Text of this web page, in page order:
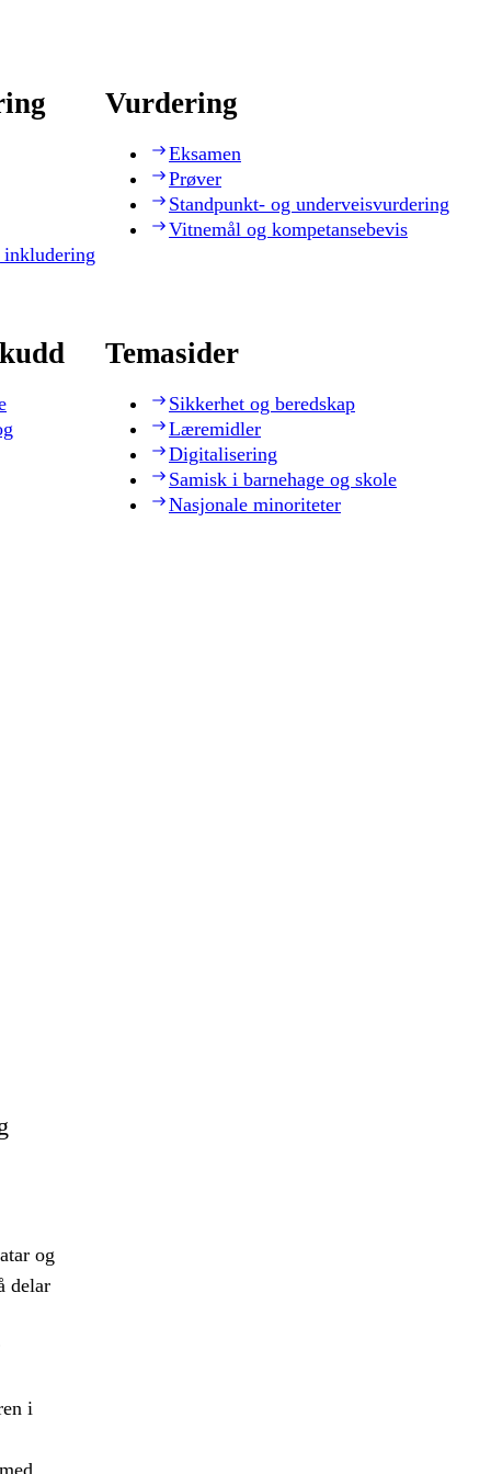
Vurdering
Eksamen
Prøver
Standpunkt- og underveisvurdering
Vitnemål og kompetansebevis
Temasider
Sikkerhet og beredskap
Læremidler
Digitalisering
Samisk i barnehage og skole
Nasjonale minoriteter
og
delar
i